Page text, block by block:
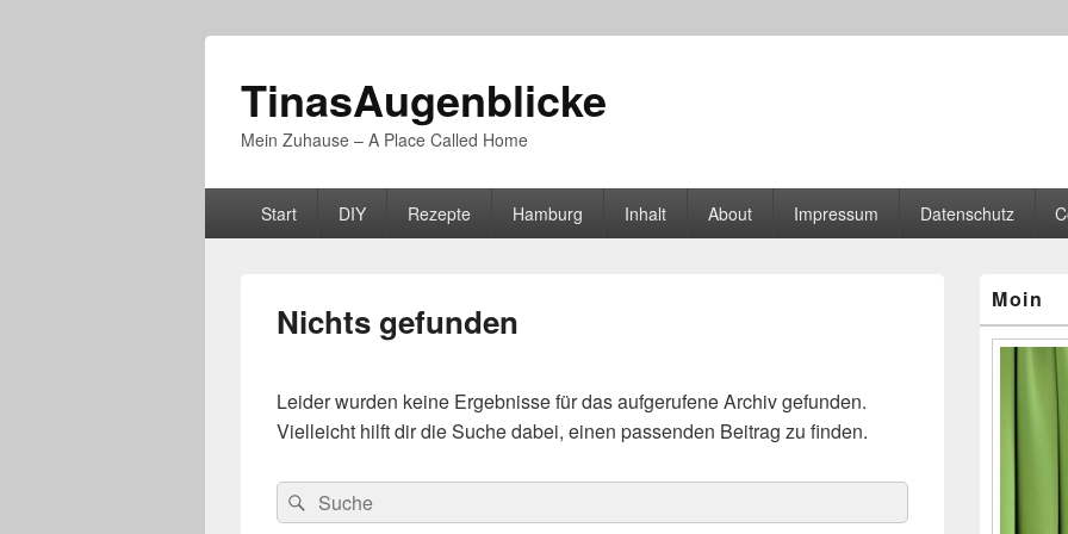
TinasAugenblicke
Mein Zuhause – A Place Called Home
PrimäresStart DIY Rezepte Hamburg Inhalt About Impressum Datenschutz
Nichts gefunden
Leider wurden keine Ergebnisse für das aufgerufene Archiv gefunden.
Vielleicht hilft dir die Suche dabei, einen passenden Beitrag zu finden.
Suchen
nach:
Suchen
Seitenleisten-
Moin